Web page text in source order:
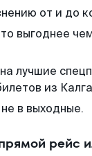
от и до
выгоднее
лучшие
из
в выходные.
рейс